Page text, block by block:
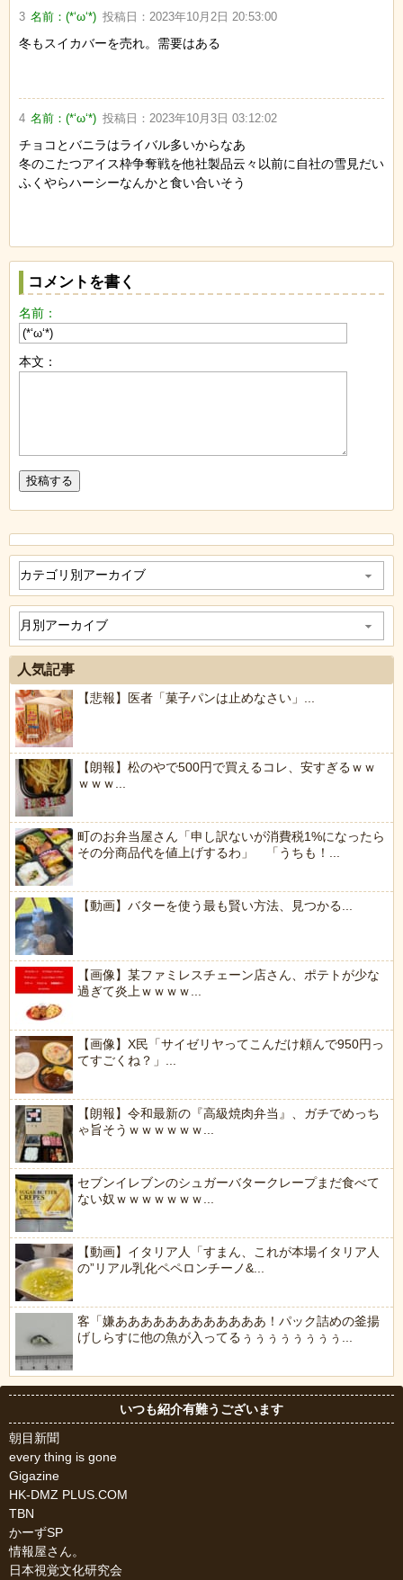
3 名前：(*‘ω‘*) 投稿日： 2023年10月2日 20:53:00
冬もスイカバーを売れ。需要はある
4 名前：(*‘ω‘*) 投稿日： 2023年10月3日 03:12:02
チョコとバニラはライバル多いからなあ
冬のこたつアイス枠争奪戦を他社製品云々以前に自社の雪見だい
ふくやらハーシーなんかと食い合いそう
コメントを書く
名前：
本文：
人気記事
【悲報】医者「菓子パンは止めなさい」...
【朗報】松のやで500円で買えるコレ、安すぎるｗｗ
ｗｗｗ...
町のお弁当屋さん「申し訳ないが消費税1%になったら
その分商品代を値上げするわ」 「うちも！...
【動画】バターを使う最も賢い方法、見つかる...
【画像】某ファミレスチェーン店さん、ポテトが少な
過ぎて炎上ｗｗｗｗ...
【画像】X民「サイゼリヤってこんだけ頼んで950円っ
てすごくね？」...
【朗報】令和最新の『高級焼肉弁当』、ガチでめっち
ゃ旨そうｗｗｗｗｗｗ...
セブンイレブンのシュガーバタークレープまだ食べて
ない奴ｗｗｗｗｗｗｗ...
【動画】イタリア人「すまん、これが本場イタリア人
の”リアル乳化ペペロンチーノ&...
客「嫌ああああああああああああ！パック詰めの釜揚
げしらすに他の魚が入ってるぅぅぅぅぅぅぅぅ...
いつも紹介有難うございます
朝目新聞
every thing is gone
Gigazine
HK-DMZ PLUS.COM
TBN
かーずSP
情報屋さん。
日本視覚文化研究会